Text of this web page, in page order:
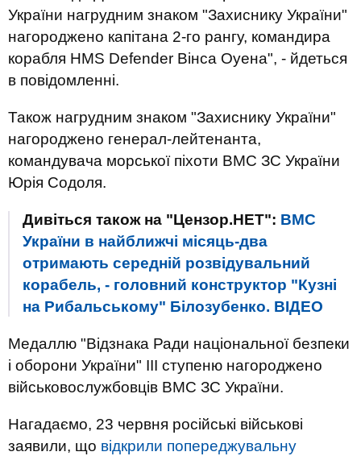
України нагрудним знаком "Захиснику України"
нагороджено капітана 2-го рангу, командира
корабля HMS Defender Вінса Оуена", - йдеться
в повідомленні.
Також нагрудним знаком "Захиснику України"
нагороджено генерал-лейтенанта,
командувача морської піхоти ВМС ЗС України
Юрія Содоля.
Дивіться також на "Цензор.НЕТ": ВМС
України в найближчі місяць-два
отримають середній розвідувальний
корабель, - головний конструктор "Кузні
на Рибальському" Білозубенко. ВIДЕО
Медаллю "Відзнака Ради національної безпеки
і оборони України" ІІІ ступеню нагороджено
військовослужбовців ВМС ЗС України.
Нагадаємо, 23 червня російські військові
заявили, що відкрили попереджувальну